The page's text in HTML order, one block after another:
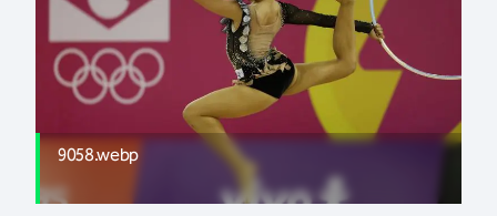
9058.webp